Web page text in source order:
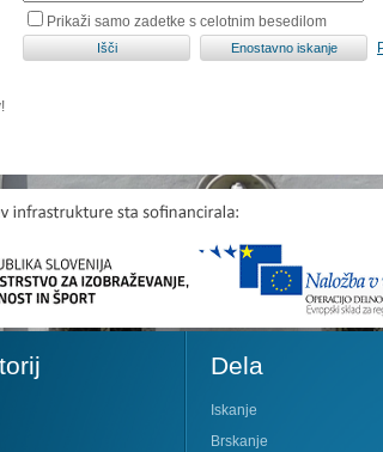
Prikaži samo zadetke s celotnim besedilom
Dela
Iskanje
Brskanje